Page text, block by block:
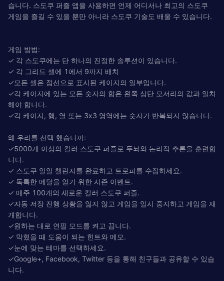
습니다. 스도쿠 퍼즐 앱을 사용하면 언제 어디서나 최고의 스도쿠
게임을 즐길 수 있을 뿐만 아니라 스도쿠 기술도 배울 수 있습니다.
게임 방법:
✓ 각 스도쿠에는 단 하나의 진정한 솔루션이 있습니다.
✓ 각 그리드 셀에 1에서 9까지 배치
✓모든 셀은 점선으로 표시된 케이지의 일부입니다.
✓각 케이지에 있는 모든 숫자의 합은 왼쪽 상단 모서리의 값과 일치
해야 합니다.
✓각 케이지, 행, 열 또는 3x3 영역에는 숫자가 반복되지 않습니다.
왜 우리를 선택 했습니까:
✓5000개 이상의 킬러 스도쿠 퍼즐로 두뇌와 논리적 추론을 훈련합
니다.
✓ 스도쿠 일일 챌린지를 완료하고 트로피를 수집하세요.
✓ 독특한 메달을 얻기 위한 시즌 이벤트.
✓ 매주 100개의 새로운 킬러 스도쿠 퍼즐.
✓자동 저장 진행 상황을 잃지 않고 게임을 일시 중지하고 게임을 재
개합니다.
✓원하는 대로 연필 모드를 켜고 끕니다.
✓ 막혔을 때 도움이 되는 힌트와 메모.
✓눈에 맞는 테마를 선택하세요.
✓Google+, Facebook, Twitter 등을 통해 친구들과 공유할 수 있습
니다.